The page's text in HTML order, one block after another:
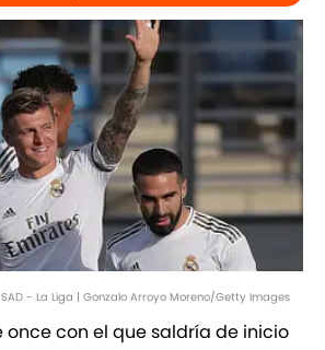
- La Liga | Gonzalo Arroyo Moreno/Getty Images
once con el que saldría de inicio